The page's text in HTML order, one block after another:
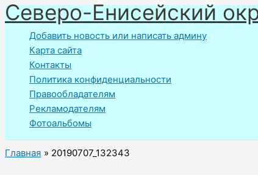
Перейти
к
содержимому
Северо-Енисейский
Добавить новость или написать админу
Карта сайта
Контакты
Политика конфиденциальности
Правообладателям
Рекламодателям
Фотоальбомы
Главная 20190707_132343